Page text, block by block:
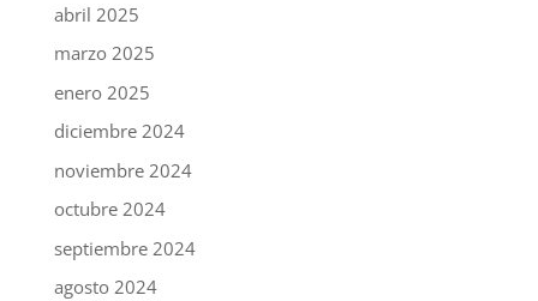
abril 2025
marzo 2025
enero 2025
diciembre 2024
noviembre 2024
octubre 2024
septiembre 2024
agosto 2024